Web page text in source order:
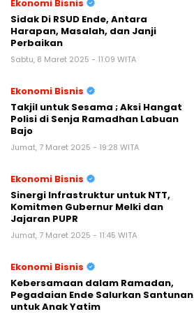
Ekonomi Bisnis
Sidak Di RSUD Ende, Antara
Harapan, Masalah, dan Janji
Perbaikan
Sabtu, 8 Maret 2025 - 11:09 WITA
Ekonomi Bisnis
Takjil untuk Sesama ; Aksi Hangat
Polisi di Senja Ramadhan Labuan
Bajo
Jumat, 7 Maret 2025 - 19:28 WITA
Ekonomi Bisnis
Sinergi Infrastruktur untuk NTT,
Komitmen Gubernur Melki dan
Jajaran PUPR
Jumat, 7 Maret 2025 - 11:45 WITA
Ekonomi Bisnis
Kebersamaan dalam Ramadan,
Pegadaian Ende Salurkan Santunan
untuk Anak Yatim